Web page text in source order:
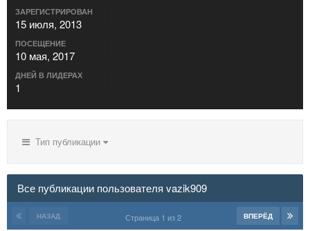
ЗАРЕГИСТРИРОВАН
15 июля, 2013
ПОСЕЩЕНИЕ
10 мая, 2017
ДНЕЙ В ЛИДЕРАХ
1
Тип публикации
Все публикации пользователя vazik909
НАЗАД ВПЕРЁД
Страница 1 из 2